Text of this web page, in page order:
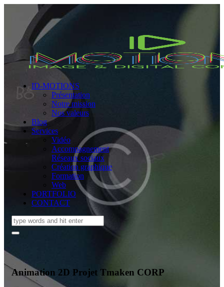
ID-MOTIONS
Présentation
Notre mission
Nos valeurs
Blog
Services
Vidéo
Accompagnement
Réseaux sociaux
Création graphique
Formation
Web
PORTFOLIO
CONTACT
Animation 2D Projet Tmaken CORP